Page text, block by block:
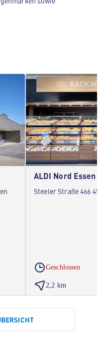
ALDI Nord Essen
Steeler Straße 466
Geschlossen
2,2 km